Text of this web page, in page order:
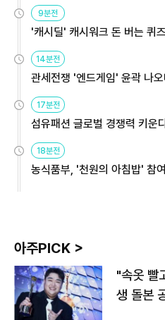
9분전
'캐시딜' 캐시워크 돈 버는 퀴
14분전
관세전쟁 '엔드게임' 윤곽 나
17분전
섬유패션 글로벌 경쟁력 키
18분전
농식품부, '천원의 아침밥' 참
아주PICK >
"속옷 빨
생 돌본